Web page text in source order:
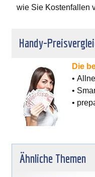
wie Sie Kostenfallen
Handy-
Die
•
•
•
Ähnliche Themen